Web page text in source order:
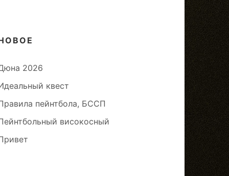
2026
квест
пейнтбола, БССП
високосный